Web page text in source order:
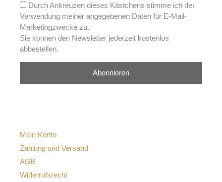
Durch Ankreuzen dieses Kästchens stimme ich der
Verwendung meiner angegebenen Daten für E-Mail-
Marketingzwecke zu.
Sie können den Newsletter jederzeit kostenlos
abbestellen.
Abonnieren
Mein Konto
Zahlung und Versand
AGB
Widerrufsrecht